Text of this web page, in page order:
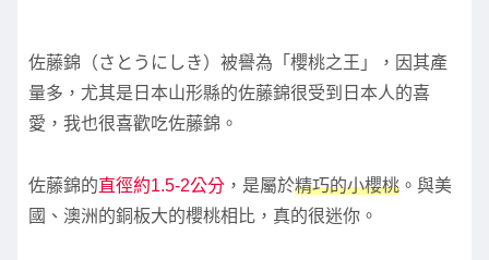
佐藤錦（さとうにしき）被譽為「櫻桃之王」，因其產
量多，尤其是日本山形縣的佐藤錦很受到日本人的喜
愛，我也很喜歡吃佐藤錦。
佐藤錦的直徑約1.5-2公分 ，是屬於精巧的小櫻桃 。與美
國、澳洲的銅板大的櫻桃相比，真的很迷你。